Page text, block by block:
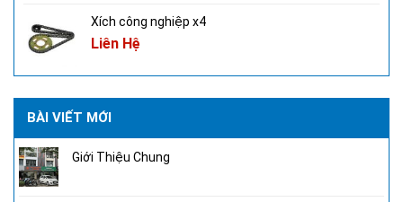
Xích công nghiệp x4
Liên Hệ
BÀI VIẾT MỚI
Giới Thiệu Chung